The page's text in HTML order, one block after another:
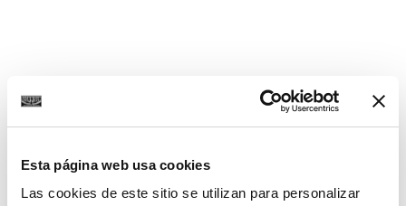
Esta página web usa cookies
Las cookies de este sitio se utilizan para personalizar